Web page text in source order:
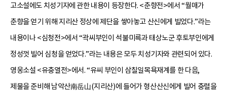
고소설에도 치성기자에 관한 내용이 등장한다. <춘향전>에서 “월매가
춘향을 얻기 위해 지리산 정상에 제단을 쌓아놓고 산신에게 빌었다.”라는
내용이나 <심청전>에서 “곽씨부인이 석불미륵과 태상노군 후토부인에게
정성껏 빌어 심청을 얻었다.”라는 내용은 모두 치성기자와 관련되어 있다.
영웅소설 <유충열전>에서. “유씨 부인이 삼칠일목욕재계를 한 다음,
제물을 준비해 남악산南岳山(지리산)에 들어가 형산산신에게 빌어 충렬을